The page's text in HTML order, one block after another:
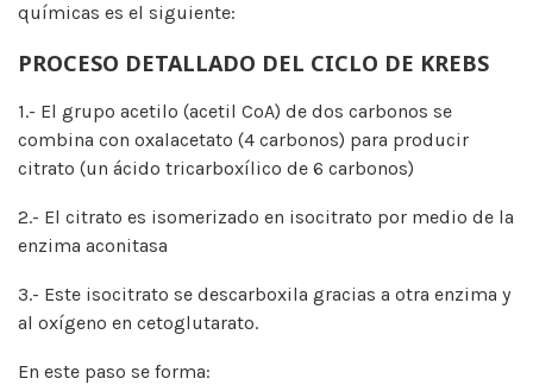
químicas es el siguiente:
PROCESO DETALLADO DEL CICLO DE KREBS
1.- El grupo acetilo (acetil CoA) de dos carbonos se
combina con oxalacetato (4 carbonos) para producir
citrato (un ácido tricarboxílico de 6 carbonos)
2.- El citrato es isomerizado en isocitrato por medio de la
enzima aconitasa
3.- Este isocitrato se descarboxila gracias a otra enzima y
al oxígeno en cetoglutarato.
En este paso se forma: